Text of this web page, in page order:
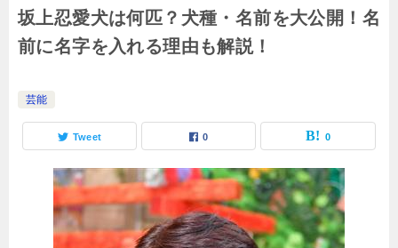
坂上忍愛犬は何匹？犬種・名前を大公開！名
前に名字を入れる理由も解説！
芸能
Tweet 0 0